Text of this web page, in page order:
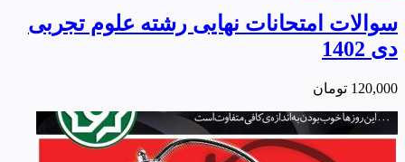
سوالات امتحانات نهایی رشته علوم تجربی
دی 1402
120,000 تومان